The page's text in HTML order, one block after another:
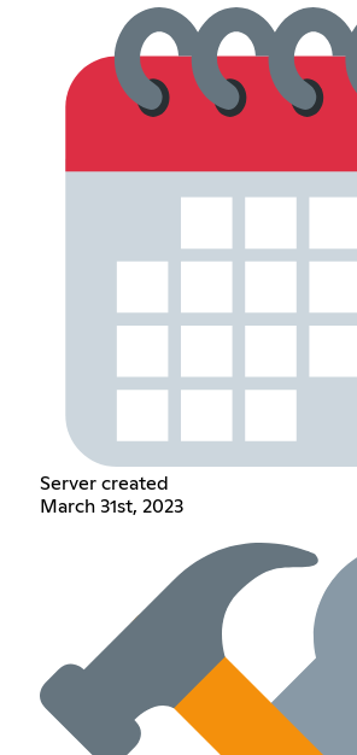
Server created
March 31st, 2023